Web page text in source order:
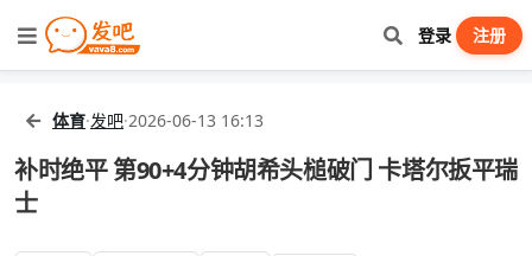
登录 注册
体育·发吧·2026-06-13 16:13
补时绝平 第90+4分钟胡希头槌破门 卡塔尔扳平瑞
士